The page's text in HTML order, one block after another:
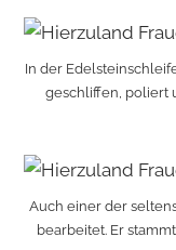
In der
geschliffen, poliert
Auch einer der
bearbeitet. Er